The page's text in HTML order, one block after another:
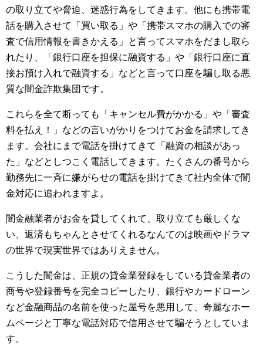
の取り立てや脅迫、迷惑行為をしてきます。他にも携帯電
話を購入させて「買い取る」や「携帯スマホの購入での審
査で信用情報を書きかえる」と言ってスマホをだまし取ら
れたり、「銀行口座を担保に融資する」や「銀行口座に直
接お預け入れで融資する」などと言って口座を騙し取る悪
質な闇金詐欺集団です。
これらを全て断っても「キャンセル費がかかる」や「審査
料を払え！」などの言いがかりをつけてお金を請求してき
ます。会社にまで電話を掛けてきて「融資の相談があっ
た」などとしつこく電話してきます。たくさんの番号から
勤務先に一斉に嫌がらせの電話を掛けてきて社内全体で闇
金対応に追われますよ。
闇金融業者がお金を貸してくれて、取り立ても厳しくな
い、返済もちゃんとさせてくれるなんてのは映画やドラマ
の世界で現実世界ではありえません。
こうした闇金は、正規の貸金業登録をしている貸金業者の
商号や登録番号を完全コピーしたり、銀行やカードローン
など金融商品の名前を使った屋号を悪用して、奇麗なホー
ムページと丁寧な電話対応で信用させて騙そうとしていま
す。